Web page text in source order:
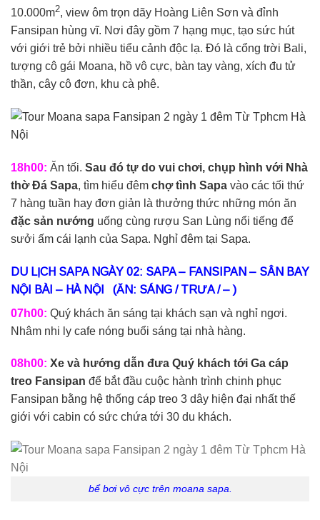
10.000m2, view ôm trọn dãy Hoàng Liên Sơn và đỉnh
Fansipan hùng vĩ. Nơi đây gồm 7 hạng mục, tạo sức hút
với giới trẻ bởi nhiều tiểu cảnh độc lạ. Đó là cổng trời Bali,
tượng cô gái Moana, hồ vô cực, bàn tay vàng, xích đu tử
thần, cây cô đơn, khu cà phê.
18h00: Ăn tối. Sau đó tự do vui chơi, chụp hình với Nhà
thờ Đá Sapa, tìm hiểu đêm chợ tình Sapa vào các tối thứ
7 hàng tuần hay đơn giản là thưởng thức những món ăn
đặc sản nướng uống cùng rượu San Lùng nổi tiếng để
sưởi ấm cái lạnh của Sapa. Nghỉ đêm tại Sapa.
DU LỊCH SAPA NGÀY 02: SAPA – FANSIPAN – SÂN BAY
NỘI BÀI – HÀ NỘI (ĂN: SÁNG / TRƯA / – )
07h00: Quý khách ăn sáng tại khách sạn và nghỉ ngơi.
Nhâm nhi ly cafe nóng buổi sáng tại nhà hàng.
08h00: Xe và hướng dẫn đưa Quý khách tới Ga cáp
treo Fansipan để bắt đầu cuộc hành trình chinh phục
Fansipan bằng hệ thống cáp treo 3 dây hiện đại nhất thế
giới với cabin có sức chứa tới 30 du khách.
bể bơi vô cực trên moana sapa.